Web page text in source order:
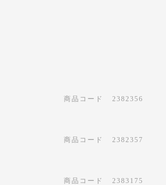
商品コード 2382356
商品コード 2382357
商品コード 2383175